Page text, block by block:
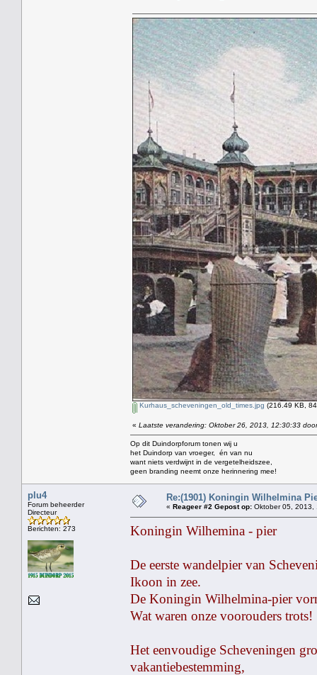
Kurhaus_scheveningen_old_times.jpg (216.49 KB,
« Laatste verandering: Oktober 26, 2013, 12:30:33
Op dit Duindorpforum tonen wij u
het Duindorp van vroeger, én van nu
want niets verdwijnt in de vergetelheidszee,
geen branding neemt onze herinnering mee!
plu4
Forum beheerder
Directeur
Berichten: 273
Re:(1901) Koningin Wilhelmina
« Reageer #2 Gepost op: Oktober 05, 2013,
Koningin Wilhemina - pier
De eerste wandelpier van
Ikoon in zee.
De Koningin Wilhelmina-pier
Wat waren onze voorouders trots!
Het eenvoudige Scheveningen
vakantiebestemming,